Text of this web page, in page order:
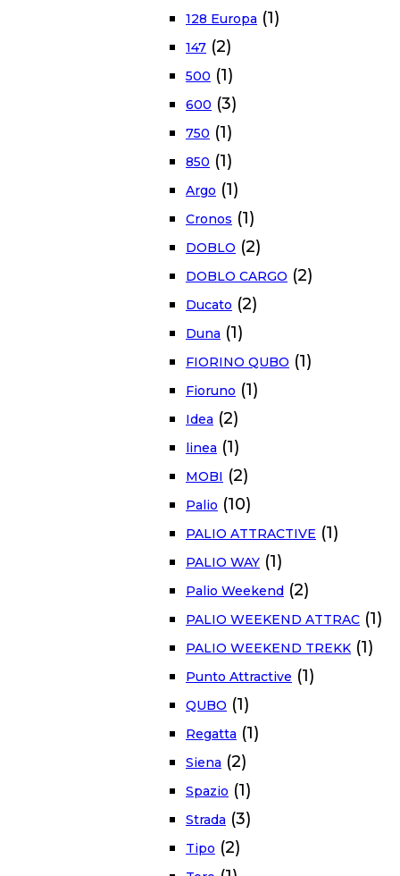
128 Europa (1)
147 (2)
500 (1)
600 (3)
750 (1)
850 (1)
Argo (1)
Cronos (1)
DOBLO (2)
DOBLO CARGO (2)
Ducato (2)
Duna (1)
FIORINO QUBO (1)
Fioruno (1)
Idea (2)
linea (1)
MOBI (2)
Palio (10)
PALIO ATTRACTIVE (1)
PALIO WAY (1)
Palio Weekend (2)
PALIO WEEKEND ATTRAC (1)
PALIO WEEKEND TREKK (1)
Punto Attractive (1)
QUBO (1)
Regatta (1)
Siena (2)
Spazio (1)
Strada (3)
Tipo (2)